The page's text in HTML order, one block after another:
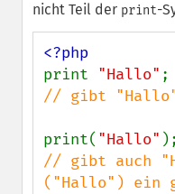
nicht Teil der print-
print "Hallo"
// gibt
print( "Hallo"
// gibt auch
("Hallo") ein